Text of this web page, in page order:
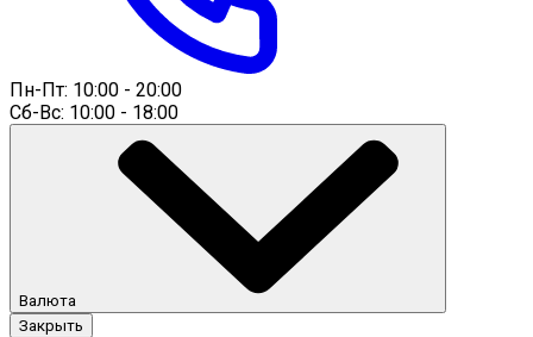
Пн-Пт: 10:00 - 20:00
Сб-Вс: 10:00 - 18:00
Валюта
Закрыть